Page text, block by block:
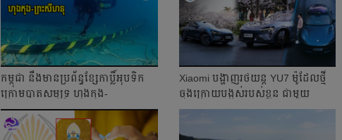
កម្ពុជា នឹងមានប្រព័ន្ធខ្សែកាប្លិ៍អុបទិក
ក្រោមបាតសមុទ្រ ហុងកុង-
ព្រះសីហនុ...
Xiaomi បង្ហាញរថយន្ត YU7 ម៉ូដែលថ្មី
ចុងក្រោយបង្អស់របស់ខ្លួន ជាមួយ
កម្លាំង...